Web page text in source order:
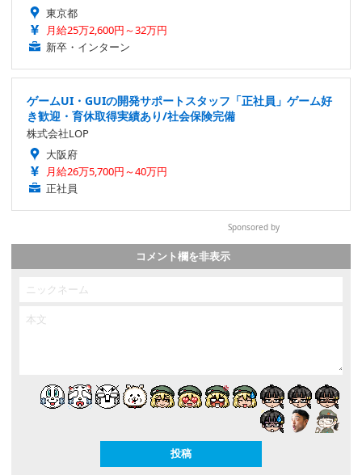
東京都
月給25万2,600円～32万円
新卒・インターン
ゲームUI・GUIの開発サポートスタッフ「正社員」ゲーム好
き歓迎・育休取得実績あり/社会保険完備
株式会社LOP
大阪府
月給26万5,700円～40万円
正社員
Sponsored by
コメント欄を非表示